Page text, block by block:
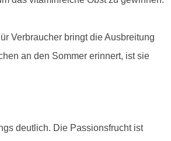
Verbraucher bringt die Ausbreitung
an den Sommer erinnert, ist sie
deutlich. Die Passionsfrucht ist